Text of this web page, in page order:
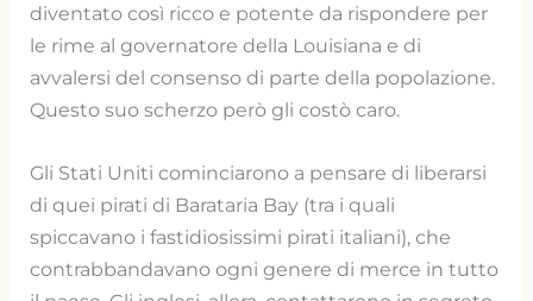
diventato così ricco e potente da rispondere per
le rime al governatore della Louisiana e di
avvalersi del consenso di parte della popolazione.
Questo suo scherzo però gli costò caro.
Gli Stati Uniti cominciarono a pensare di liberarsi
di quei pirati di Barataria Bay (tra i quali
spiccavano i fastidiosissimi pirati italiani), che
contrabbandavano ogni genere di merce in tutto